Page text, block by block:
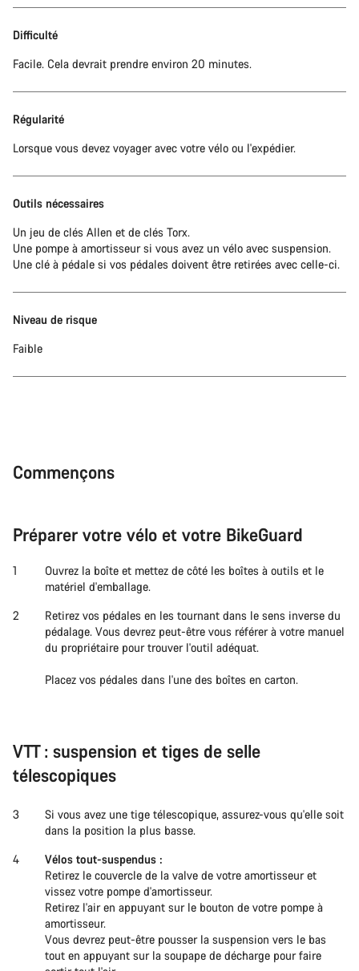
Difficulté
Facile. Cela devrait prendre environ 20 minutes.
Régularité
Lorsque vous devez voyager avec votre vélo ou l'expédier.
Outils nécessaires
Un jeu de clés Allen et de clés Torx.
Une pompe à amortisseur si vous avez un vélo avec suspension.
Une clé à pédale si vos pédales doivent être retirées avec celle-ci.
Niveau de risque
Faible
Commençons
Préparer votre vélo et votre BikeGuard
Ouvrez la boîte et mettez de côté les boîtes à outils et le
matériel d'emballage.
Retirez vos pédales en les tournant dans le sens inverse du
pédalage. Vous devrez peut-être vous référer à votre manuel
du propriétaire pour trouver l'outil adéquat.
Placez vos pédales dans l'une des boîtes en carton.
VTT : suspension et tiges de selle
télescopiques
Si vous avez une tige télescopique, assurez-vous qu'elle soit
dans la position la plus basse.
Vélos tout-suspendus :
Retirez le couvercle de la valve de votre amortisseur et
vissez votre pompe d'amortisseur.
Retirez l'air en appuyant sur le bouton de votre pompe à
amortisseur.
Vous devrez peut-être pousser la suspension vers le bas
tout en appuyant sur la soupape de décharge pour faire